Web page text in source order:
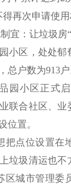
再次申请使用
宜：让垃圾房
区，处处郁
总户数为913户
小区正式启
联合社区、业
位置。
点位设置在
垃圾清运也
区城市管理委